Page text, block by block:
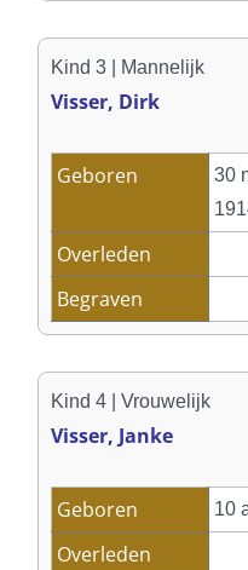
Kind 3 | Mannelijk
Visser, Dirk
Geboren
30
Overleden
Begraven
Kind 4 | Vrouwelijk
Visser, Janke
Geboren 10
Overleden